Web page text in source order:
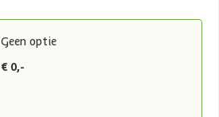
Geen optie
€ 0,-